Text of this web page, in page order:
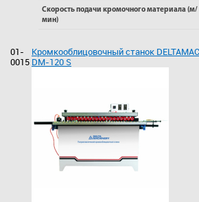
Скорость подачи кромочного материала (м/
мин)
01-
0015
Кромкооблицовочный станок
DM-120 S